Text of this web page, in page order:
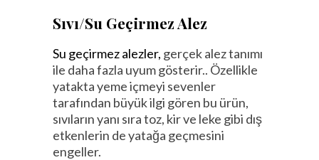
Sıvı/Su Geçirmez Alez
Su geçirmez alezler, gerçek alez tanımı
ile daha fazla uyum gösterir.. Özellikle
yatakta yeme içmeyi sevenler
tarafından büyük ilgi gören bu ürün,
sıvıların yanı sıra toz, kir ve leke gibi dış
etkenlerin de yatağa geçmesini
engeller.